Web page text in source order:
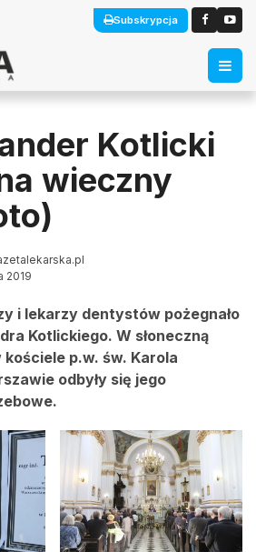
Subskrypcja
Kotlicki
wieczny
2019
i lekarzy dentystów pożegnało
Kotlickiego. W słoneczną
p.w. św. Karola
odbyły się jego